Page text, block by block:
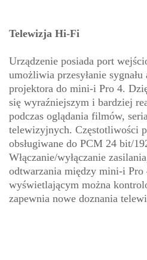
Telewizja Hi-Fi
Urządzenie posiada port
umożliwia przesyłanie
projektora do mini-i Pro 4.
się wyraźniejszym i bardziej
podczas oglądania filmów,
telewizyjnych. Częstotliwości
obsługiwane do PCM 24 bit/
Włączanie/wyłączanie
odtwarzania między mini-i Pro
wyświetlającym można
zapewnia nowe doznania